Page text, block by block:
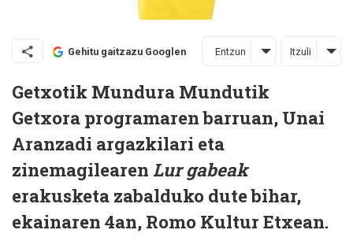
Gehitu gaitzazu Googlen Entzun Itzuli
Getxotik Mundura Mundutik
Getxora programaren barruan, Unai
Aranzadi argazkilari eta
zinemagilearen Lur gabeak
erakusketa zabalduko dute bihar,
ekainaren 4an, Romo Kultur Etxean.